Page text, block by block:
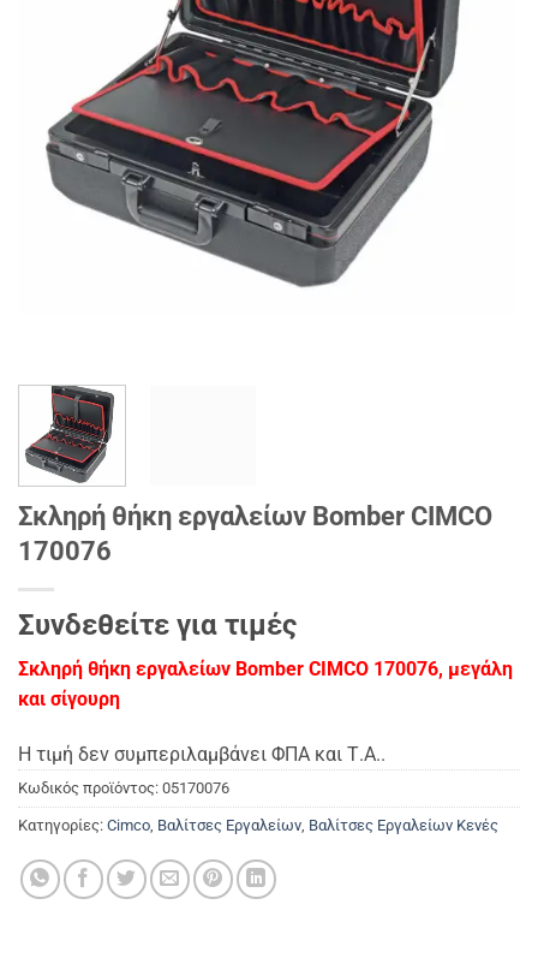
Σκληρή θήκη εργαλείων Bomber CIMCO
170076
Συνδεθείτε για τιμές
Σκληρή θήκη εργαλείων Bomber CIMCO 170076, μεγάλη
και σίγουρη
Η τιμή δεν συμπεριλαμβάνει ΦΠΑ και Τ.Α..
Κωδικός προϊόντος: 05170076
Κατηγορίες: Cimco, Βαλίτσες Εργαλείων, Βαλίτσες Εργαλείων Κενές